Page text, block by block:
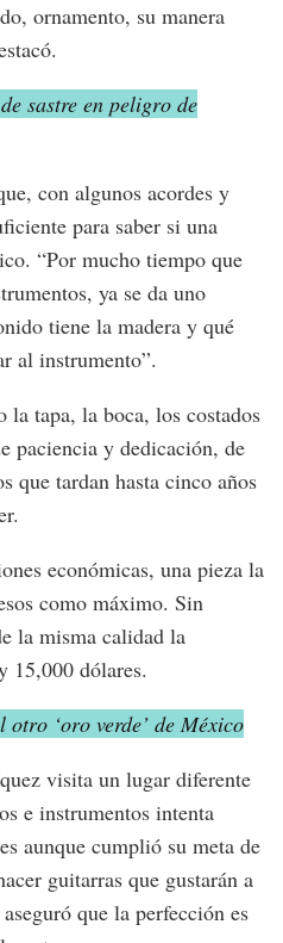
ornamento, su manera
sastre en peligro de
con algunos acordes y
para saber si una
“Por mucho tiempo que
ya se da uno
tiene la madera y qué
al instrumento”.
la tapa, la boca, los costados
paciencia y dedicación, de
que tardan hasta cinco años
económicas, una pieza la
como máximo. Sin
la misma calidad la
15,000 dólares.
‘oro verde’ de México
visita un lugar diferente
e instrumentos intenta
aunque cumplió su meta de
guitarras que gustarán a
que la perfección es